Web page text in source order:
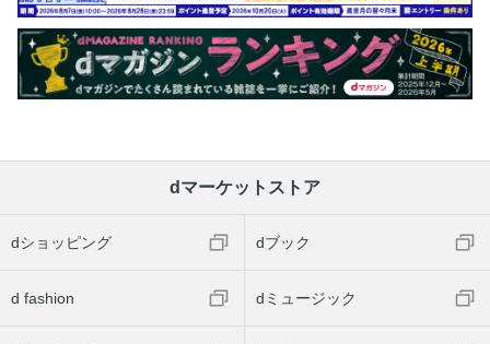
dマーケットストア
dショッピング dブック
d fashion dミュージック